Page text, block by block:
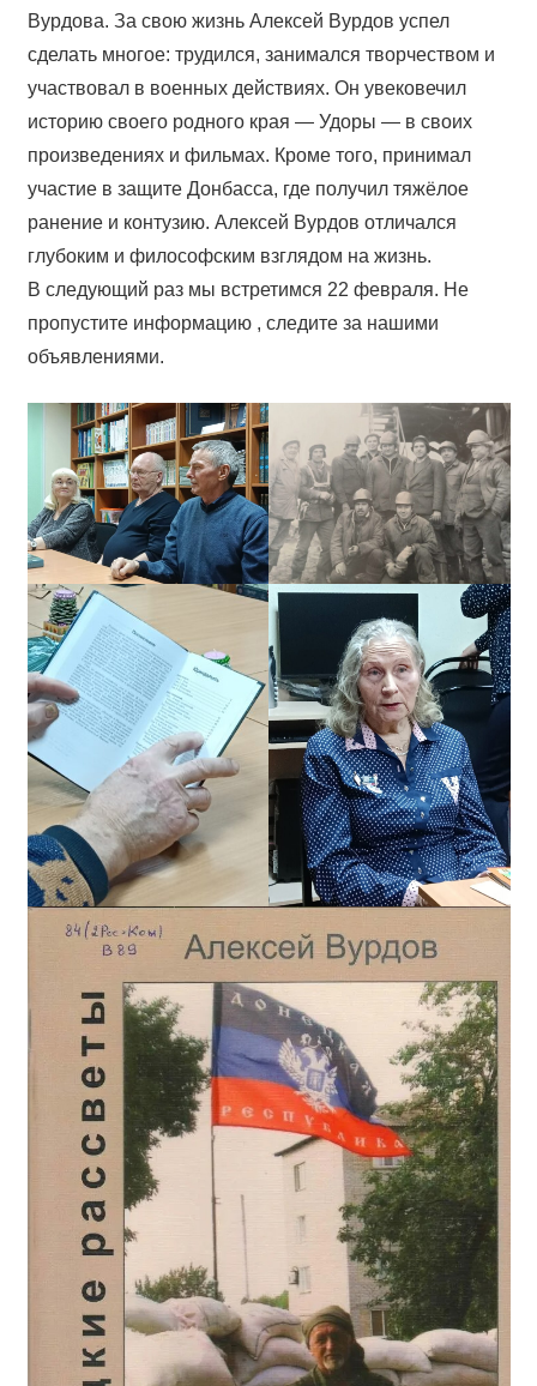
Вурдова. За свою жизнь Алексей Вурдов успел
сделать многое: трудился, занимался творчеством и
участвовал в военных действиях. Он увековечил
историю своего родного края — Удоры — в своих
произведениях и фильмах. Кроме того, принимал
участие в защите Донбасса, где получил тяжёлое
ранение и контузию. Алексей Вурдов отличался
глубоким и философским взглядом на жизнь.
В следующий раз мы встретимся 22 февраля. Не
пропустите информацию , следите за нашими
объявлениями.